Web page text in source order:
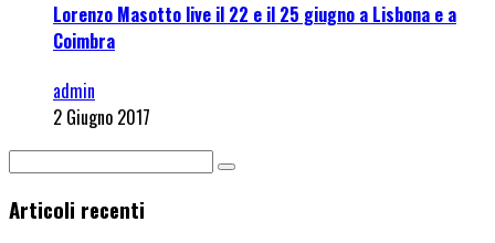
Lorenzo Masotto live il 22 e il 25 giugno a Lisbona e a
Coimbra
admin
2 Giugno 2017
Articoli recenti